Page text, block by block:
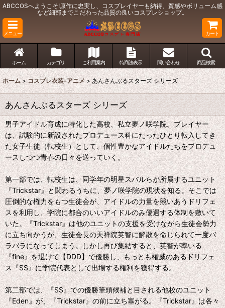
ABCCOSへようこそ!原作に忠実し、コスプレイヤーも納得、質感やボリューム感
など細部までこだわった品質の良いコスプレショップ。
メニュー カート
ホーム カテゴリ ご利用案内 特商法表示 問い合わせ 商品検索
ホーム > コスプレ衣装-アニメ > あんさんぶるスターズ シリーズ
あんさんぶるスターズ シリーズ
男子アイドル育成に特化した高校、私立夢ノ咲学院。プレイヤー
は、試験的に新設されたプロデュース科にたったひとり転入してき
た女子生徒（転校生）として、個性豊かなアイドルたちをプロデュ
ースしつつ青春の日々を送っていく。
第一部では、転校生は、同学年の明星スバルらが所属するユニット
『Trickstar』と関わるうちに、夢ノ咲学院の現状を知る。そこでは
圧倒的な権力をもつ生徒会が、アイドルの力量を競いあうドリフェ
スを利用し、学院に都合のいいアイドルのみ優遇する体制を敷いて
いた。『Trickstar』は他のユニットの支援を受けながら生徒会勢力
に立ち向かうが、生徒会長の天祥院英智に解散を命じられて一度バ
ラバラになってしまう。しかし再び集結すると、英智が率いる
『fine』を退けて【DDD】で優勝し、もっとも権威のあるドリフェ
ス『SS』に学院代表として出場する権利を獲得する。
第二部では、『SS』での優勝筆頭候補と目される他校のユニット
『Eden』が、『Trickstar』の前に立ち塞がる。『Trickstar』は各々